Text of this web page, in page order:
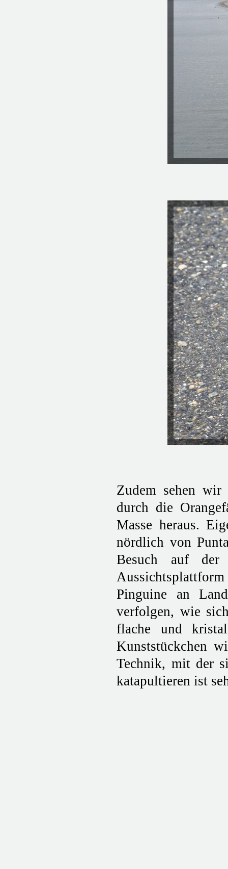
Zudem sehen wir
durch die
Masse heraus.
nördlich von
Besuch auf
Pinguine an
verfolgen, wie
flache und
Kunststückchen
Technik, mit der
katapultieren ist